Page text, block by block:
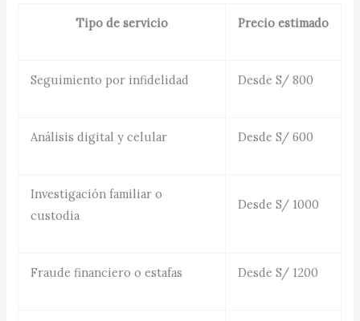
Tipo de servicio Precio estimado
Seguimiento por infidelidad Desde S/ 800
Análisis digital y celular Desde S/ 600
Investigación familiar o
custodia
Desde S/ 1000
Fraude financiero o estafas Desde S/ 1200